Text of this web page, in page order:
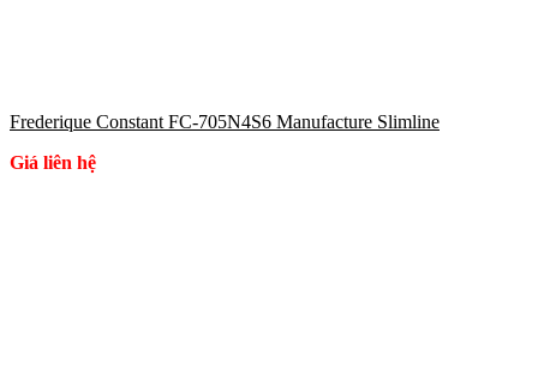
Frederique Constant FC-705N4S6 Manufacture Slimline
Giá liên hệ